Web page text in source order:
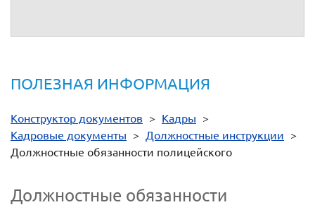
ПОЛЕЗНАЯ ИНФОРМАЦИЯ
Конструктор документов > Кадры >
Кадровые документы > Должностные инструкции >
Должностные обязанности полицейского
Должностные обязанности